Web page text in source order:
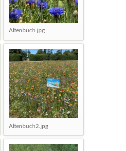
Altenbuch.jpg
Altenbuch2.jpg